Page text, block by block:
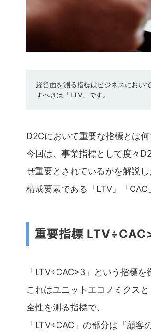
経営面を測る指標はビジネスにおい
すべきは「LTV」です。
D2Cにおいて重要な指標とは何
今回は、事業指標として度々
ぜ重要とされているかを解説し
構成要素である「LTV」「
重要指標
「LTV÷CAC>3」という指標を
これはユニットエコノミクス
全性を測る指標で、
「LTV÷CAC」の部分は『顧